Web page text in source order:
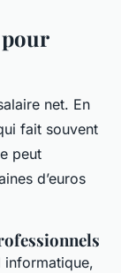
net. En
fait souvent
peut
d’euros
informatique,